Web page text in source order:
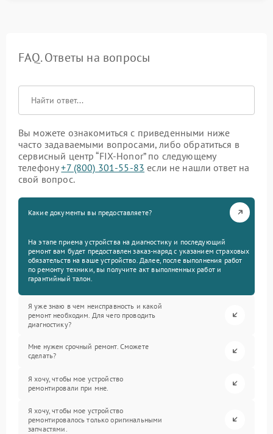
FAQ. Ответы на вопросы
Вы можете ознакомиться с приведенными ниже
часто задаваемыми вопросами, либо обратиться в
сервисный центр “FIX-Honor” по следующему
телефону+7 (800) 301-55-83 если не нашли ответ на
свой вопрос.
Какие документы вы предоставляете?
На этапе приема устройства на диагностику и последующий
ремонт вам будет предоставлен заказ-наряд с указанием страховых
обязательств на ваше устройство. Далее, после выполнения работ
по ремонту техники, вы получите акт выполненных работ и
гарантийный талон.
Я уже знаю в чем неисправность и какой
ремонт необходим. Для чего проводить
диагностику?
Мне нужен срочный ремонт. Сможете
сделать?
Я хочу, чтобы мое устройство
ремонтировали при мне.
Я хочу, чтобы мое устройство
ремонтировалось только оригинальными
запчастями.